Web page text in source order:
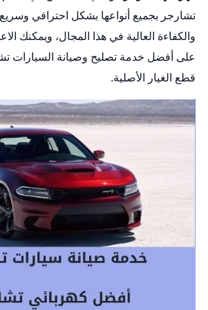
تشارجر بجميع أنواعها بشكل احترافي وسريع،
والكفاءة العالية في هذا المجال، ويمكنك
على أفضل خدمة تصليح وصيانة السيارات
قطع الغيار الأصلية.